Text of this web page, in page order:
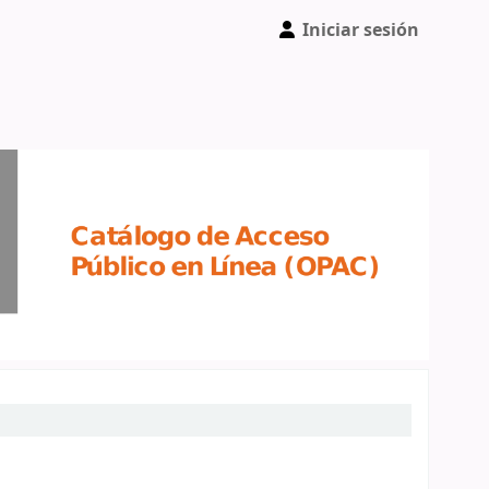
Iniciar sesión